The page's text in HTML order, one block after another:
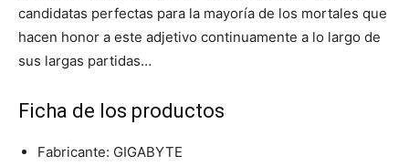
candidatas perfectas para la mayoría de los mortales que
hacen honor a este adjetivo continuamente a lo largo de
sus largas partidas…
Ficha de los productos
Fabricante: GIGABYTE